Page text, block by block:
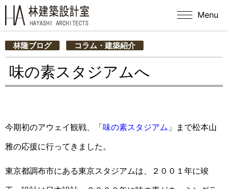
Menu
林隆ブログ コラム・建築紹介
味の素スタジアムへ
今期初のアウェイ観戦、「味の素スタジアム 」まで松本山
雅の応援に行ってきました。
東京都調布市にある東京スタジアムは、２００１年に竣